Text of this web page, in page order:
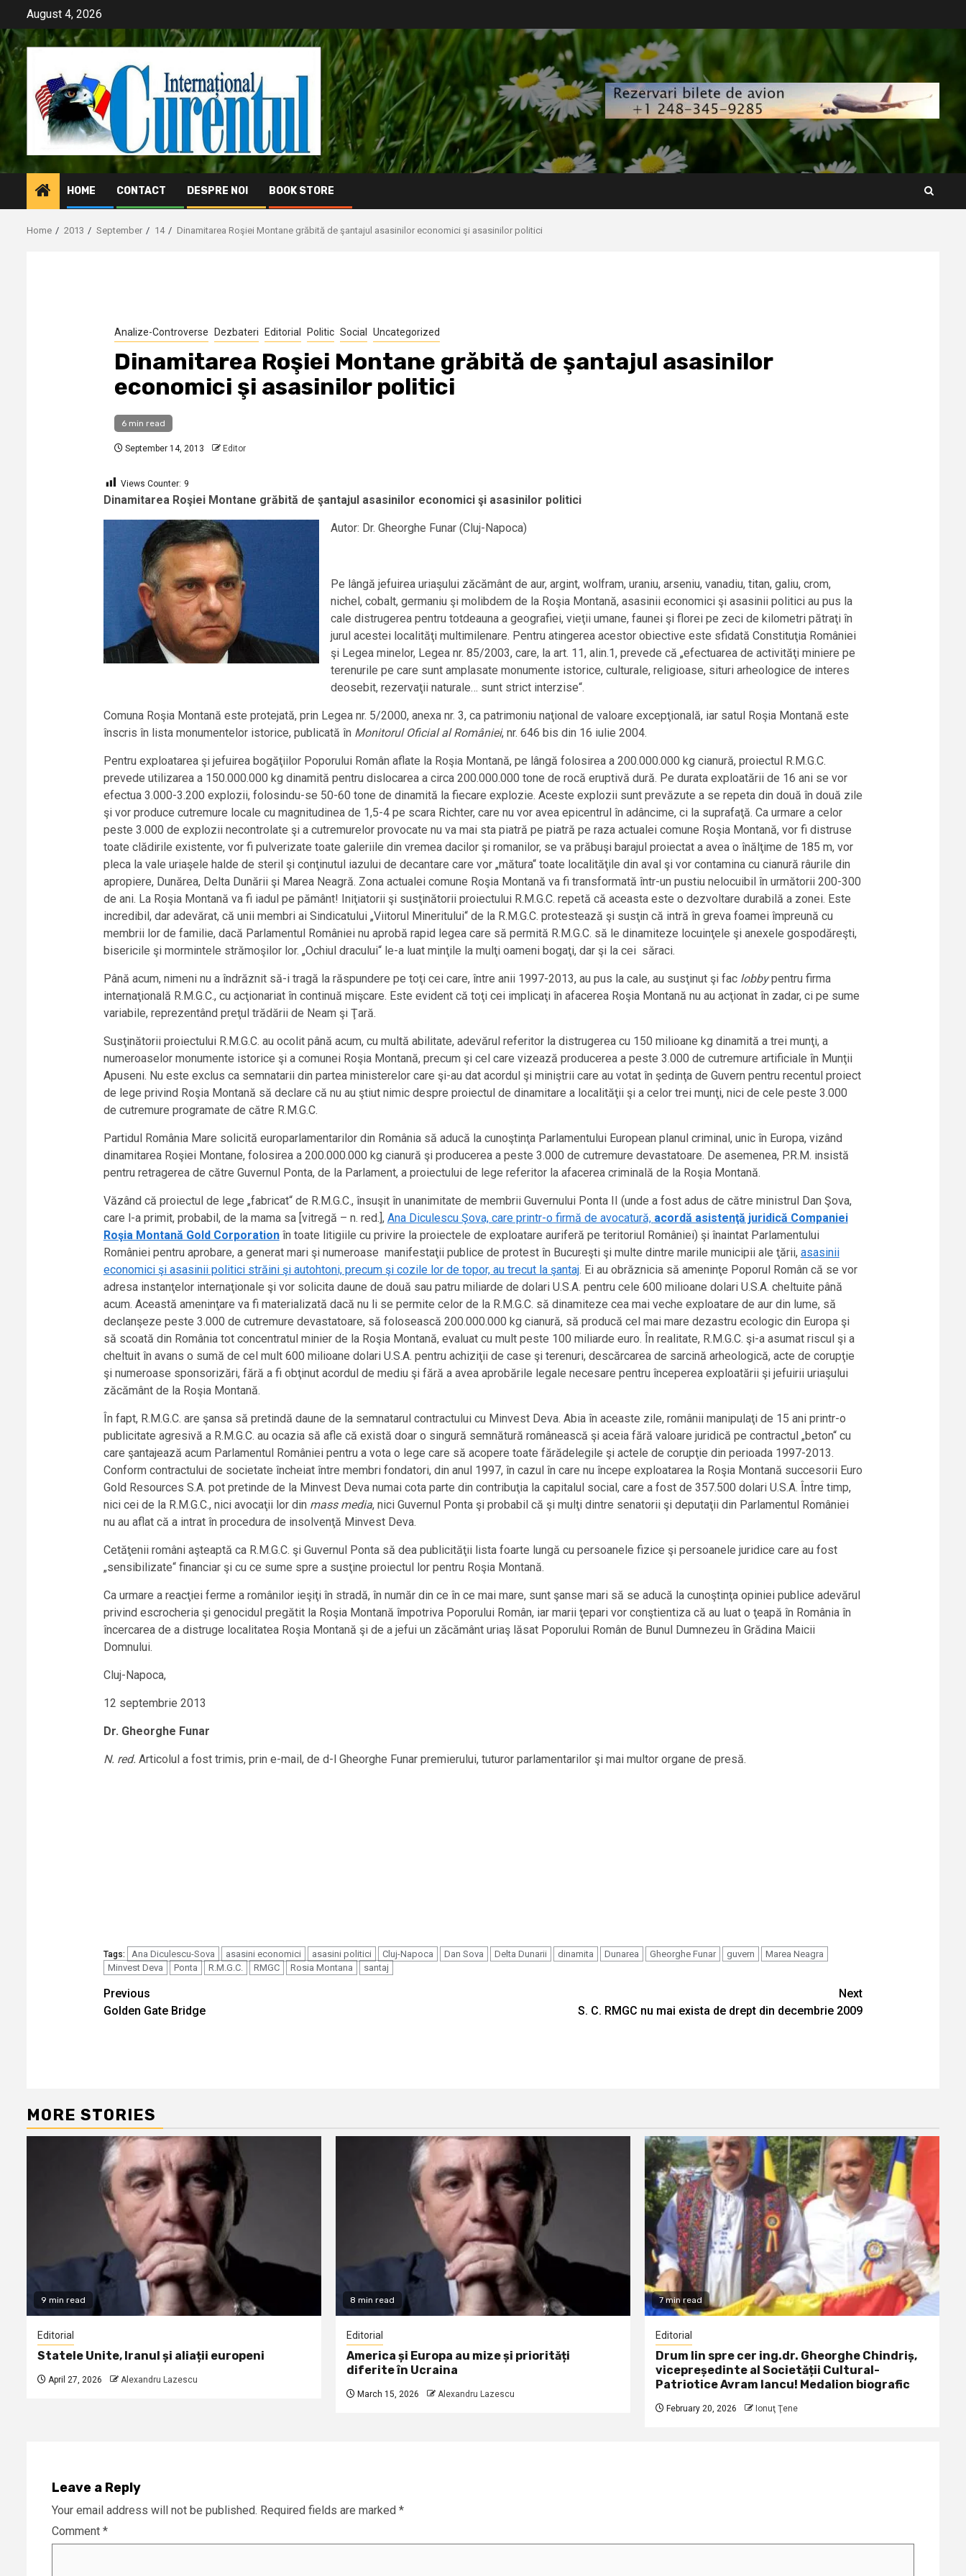
content
August 4, 2026
HOME CONTACT DESPRE NOI BOOK STORE
Home 2013 September 14 Dinamitarea Roşiei Montane grăbită de şantajul asasinilor economici şi asasinilor politici
Analize-Controverse Dezbateri Editorial Politic Social Uncategorized
Dinamitarea Roşiei Montane grăbită de şantajul asasinilor
economici şi asasinilor politici
6 min read
September 14, 2013 Editor
Views Counter: 9
Dinamitarea Roşiei Montane grăbită de şantajul asasinilor economici şi asasinilor politici
Autor: Dr. Gheorghe Funar (Cluj-Napoca)
Pe lângă jefuirea uriaşului zăcământ de aur, argint, wolfram, uraniu, arseniu, vanadiu, titan, galiu, crom,
nichel, cobalt, germaniu şi molibdem de la Roşia Montană, asasinii economici şi asasinii politici au pus la
cale distrugerea pentru totdeauna a geografiei, vieţii umane, faunei şi florei pe zeci de kilometri pătraţi în
jurul acestei localităţi multimilenare. Pentru atingerea acestor obiective este sfidată Constituţia României
şi Legea minelor, Legea nr. 85/2003, care, la art. 11, alin.1, prevede că „efectuarea de activităţi miniere pe
terenurile pe care sunt amplasate monumente istorice, culturale, religioase, situri arheologice de interes
deosebit, rezervaţii naturale… sunt strict interzise“.
Comuna Roşia Montană este protejată, prin Legea nr. 5/2000, anexa nr. 3, ca patrimoniu naţional de valoare excepţională, iar satul Roşia Montană este
înscris în lista monumentelor istorice, publicată în Monitorul Oficial al României, nr. 646 bis din 16 iulie 2004.
Pentru exploatarea şi jefuirea bogăţiilor Poporului Român aflate la Roşia Montană, pe lângă folosirea a 200.000.000 kg cianură, proiectul R.M.G.C.
prevede utilizarea a 150.000.000 kg dinamită pentru dislocarea a circa 200.000.000 tone de rocă eruptivă dură. Pe durata exploatării de 16 ani se vor
efectua 3.000-3.200 explozii, folosindu-se 50-60 tone de dinamită la fiecare explozie. Aceste explozii sunt prevăzute a se repeta din două în două zile
şi vor produce cutremure locale cu magnitudinea de 1,5-4 pe scara Richter, care nu vor avea epicentrul în adâncime, ci la suprafaţă. Ca urmare a celor
peste 3.000 de explozii necontrolate şi a cutremurelor provocate nu va mai sta piatră pe piatră pe raza actualei comune Roşia Montană, vor fi distruse
toate clădirile existente, vor fi pulverizate toate galeriile din vremea dacilor şi romanilor, se va prăbuşi barajul proiectat a avea o înălţime de 185 m, vor
pleca la vale uriaşele halde de steril şi conţinutul iazului de decantare care vor „mătura“ toate localităţile din aval şi vor contamina cu cianură râurile din
apropiere, Dunărea, Delta Dunării şi Marea Neagră. Zona actualei comune Roşia Montană va fi transformată într-un pustiu nelocuibil în următorii 200-300
de ani. La Roşia Montană va fi iadul pe pământ! Iniţiatorii şi susţinătorii proiectului R.M.G.C. repetă că aceasta este o dezvoltare durabilă a zonei. Este
incredibil, dar adevărat, că unii membri ai Sindicatului „Viitorul Mineritului“ de la R.M.G.C. protestează şi susţin că intră în greva foamei împreună cu
membrii lor de familie, dacă Parlamentul României nu aprobă rapid legea care să permită R.M.G.C. să le dinamiteze locuinţele şi anexele gospodăreşti,
bisericile şi mormintele strămoşilor lor. „Ochiul dracului“ le-a luat minţile la mulţi oameni bogaţi, dar şi la cei săraci.
Până acum, nimeni nu a îndrăznit să-i tragă la răspundere pe toţi cei care, între anii 1997-2013, au pus la cale, au susţinut şi fac lobbypentru firma
internaţională R.M.G.C., cu acţionariat în continuă mişcare. Este evident că toţi cei implicaţi în afacerea Roşia Montană nu au acţionat în zadar, ci pe sume
variabile, reprezentând preţul trădării de Neam şi Ţară.
Susţinătorii proiectului R.M.G.C. au ocolit până acum, cu multă abilitate, adevărul referitor la distrugerea cu 150 milioane kg dinamită a trei munţi, a
numeroaselor monumente istorice şi a comunei Roşia Montană, precum şi cel care vizează producerea a peste 3.000 de cutremure artificiale în Munţii
Apuseni. Nu este exclus ca semnatarii din partea ministerelor care şi-au dat acordul şi miniştrii care au votat în şedinţa de Guvern pentru recentul proiect
de lege privind Roşia Montană să declare că nu au ştiut nimic despre proiectul de dinamitare a localităţii şi a celor trei munţi, nici de cele peste 3.000
de cutremure programate de către R.M.G.C.
Partidul România Mare solicită europarlamentarilor din România să aducă la cunoştinţa Parlamentului European planul criminal, unic în Europa, vizând
dinamitarea Roşiei Montane, folosirea a 200.000.000 kg cianură şi producerea a peste 3.000 de cutremure devastatoare. De asemenea, P.R.M. insistă
pentru retragerea de către Guvernul Ponta, de la Parlament, a proiectului de lege referitor la afacerea criminală de la Roşia Montană.
Văzând că proiectul de lege „fabricat“ de R.M.G.C., însuşit în unanimitate de membrii Guvernului Ponta II (unde a fost adus de către ministrul Dan Şova,
care l-a primit, probabil, de la mama sa [vitregă – n. red.], Ana Diculescu Şova, care printr-o firmă de avocatură, acordă asistenţă juridică Companiei
Roşia Montană Gold Corporationîn toate litigiile cu privire la proiectele de exploatare auriferă pe teritoriul României) şi înaintat Parlamentului
României pentru aprobare, a generat mari şi numeroase manifestaţii publice de protest în Bucureşti şi multe dintre marile municipii ale ţării, asasinii
economici şi asasinii politici străini şi autohtoni, precum şi cozile lor de topor, au trecut la şantaj. Ei au obrăznicia să ameninţe Poporul Român că se vor
adresa instanţelor internaţionale şi vor solicita daune de două sau patru miliarde de dolari U.S.A. pentru cele 600 milioane dolari U.S.A. cheltuite până
acum. Această ameninţare va fi materializată dacă nu li se permite celor de la R.M.G.C. să dinamiteze cea mai veche exploatare de aur din lume, să
declanşeze peste 3.000 de cutremure devastatoare, să folosească 200.000.000 kg cianură, să producă cel mai mare dezastru ecologic din Europa şi
să scoată din România tot concentratul minier de la Roşia Montană, evaluat cu mult peste 100 miliarde euro. În realitate, R.M.G.C. şi-a asumat riscul şi a
cheltuit în avans o sumă de cel mult 600 milioane dolari U.S.A. pentru achiziţii de case şi terenuri, descărcarea de sarcină arheologică, acte de corupţie
şi numeroase sponsorizări, fără a fi obţinut acordul de mediu şi fără a avea aprobările legale necesare pentru începerea exploatării şi jefuirii uriaşului
zăcământ de la Roşia Montană.
În fapt, R.M.G.C. are şansa să pretindă daune de la semnatarul contractului cu Minvest Deva. Abia în aceaste zile, românii manipulaţi de 15 ani printr-o
publicitate agresivă a R.M.G.C. au ocazia să afle că există doar o singură semnătură românească şi aceia fără valoare juridică pe contractul „beton“ cu
care şantajează acum Parlamentul României pentru a vota o lege care să acopere toate fărădelegile şi actele de corupţie din perioada 1997-2013.
Conform contractului de societate încheiat între membri fondatori, din anul 1997, în cazul în care nu începe exploatarea la Roşia Montană succesorii Euro
Gold Resources S.A. pot pretinde de la Minvest Deva numai cota parte din contribuţia la capitalul social, care a fost de 357.500 dolari U.S.A. Între timp,
nici cei de la R.M.G.C., nici avocaţii lor din mass media, nici Guvernul Ponta şi probabil că şi mulţi dintre senatorii şi deputaţii din Parlamentul României
nu au aflat că a intrat în procedura de insolvenţă Minvest Deva.
Cetăţenii români aşteaptă ca R.M.G.C. şi Guvernul Ponta să dea publicităţii lista foarte lungă cu persoanele fizice şi persoanele juridice care au fost
„sensibilizate“ financiar şi cu ce sume spre a susţine proiectul lor pentru Roşia Montană.
Ca urmare a reacţiei ferme a românilor ieşiţi în stradă, în număr din ce în ce mai mare, sunt şanse mari să se aducă la cunoştinţa opiniei publice adevărul
privind escrocheria şi genocidul pregătit la Roşia Montană împotriva Poporului Român, iar marii ţepari vor conştientiza că au luat o ţeapă în România în
încercarea de a distruge localitatea Roşia Montană şi de a jefui un zăcământ uriaş lăsat Poporului Român de Bunul Dumnezeu în Grădina Maicii
Domnului.
Cluj-Napoca,
12 septembrie 2013
Dr. Gheorghe Funar
N. red. Articolul a fost trimis, prin e-mail, de d-l Gheorghe Funar premierului, tuturor parlamentarilor şi mai multor organe de presă.
Tags: Ana Diculescu-Sova asasini economici asasini politici Cluj-Napoca Dan Sova Delta Dunarii dinamita Dunarea Gheorghe Funar guvern
Marea Neagra
Minvest Deva
Ponta R.M.G.C. RMGC Rosia Montana santaj
Continue
Reading
Previous
Golden Gate Bridge
Next
S. C. RMGC nu mai exista de drept din decembrie 2009
MORE STORIES
9 min read
Editorial
Statele Unite, Iranul și aliații europeni
April 27, 2026 Alexandru Lazescu
8 min read
Editorial
America și Europa au mize și priorități
diferite în Ucraina
March 15, 2026 Alexandru Lazescu
7 min read
Editorial
Drum lin spre cer ing.dr. Gheorghe Chindriș,
vicepreședinte al Societății Cultural-
Patriotice Avram Iancu! Medalion biografic
February 20, 2026 Ionuţ Ţene
Leave a Reply
Your email address will not be published. Required fields are marked *
Comment *